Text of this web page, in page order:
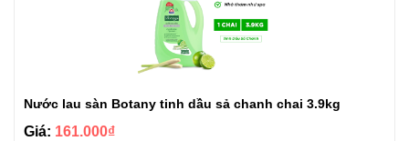
Nước lau sàn Botany tinh dầu sả chanh chai 3.9kg
Giá: 161.000₫